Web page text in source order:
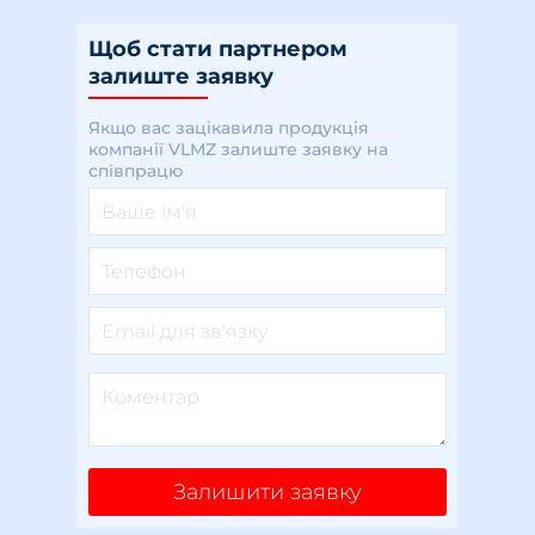
Щоб стати партнером
залиште заявку
Якщо вас зацікавила продукція
компанії VLMZ залиште заявку на
співпрацю
Залишити заявку